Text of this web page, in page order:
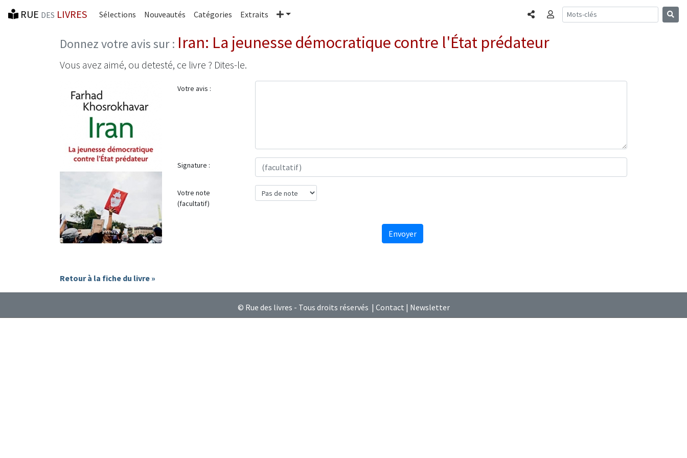
RUE DES LIVRES Sélections Nouveautés Catégories Extraits Plus PartagerConnexion
Donnez votre avis sur : Iran: La jeunesse démocratique contre l'État prédateur
Vous avez aimé, ou detesté, ce livre ? Dites-le.
Votre avis :
Signature :
Votre note
(facultatif)
Envoyer
Retour à la fiche du livre »
© Rue des livres - Tous droits réservés | Contact | Newsletter